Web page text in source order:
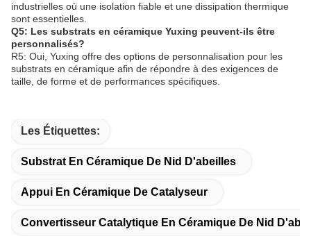
industrielles où une isolation fiable et une dissipation thermique
sont essentielles.
Q5: Les substrats en céramique Yuxing peuvent-ils être
personnalisés?
R5: Oui, Yuxing offre des options de personnalisation pour les
substrats en céramique afin de répondre à des exigences de
taille, de forme et de performances spécifiques.
Les Étiquettes:
Substrat En Céramique De Nid D'abeilles
Appui En Céramique De Catalyseur
Convertisseur Catalytique En Céramique De Nid